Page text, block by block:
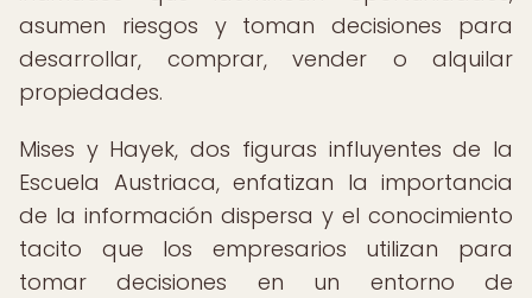
asumen riesgos y toman decisiones para
desarrollar, comprar, vender o alquilar
propiedades.
Mises y Hayek, dos figuras influyentes de la
Escuela Austriaca, enfatizan la importancia
de la información dispersa y el conocimiento
tacito que los empresarios utilizan para
tomar decisiones en un entorno de